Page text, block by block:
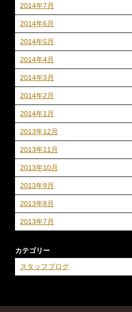
2014年7月
2014年6月
2014年5月
2014年4月
2014年3月
2014年2月
2014年1月
2013年12月
2013年11月
2013年10月
2013年9月
2013年8月
2013年7月
カテゴリー
スタッフブログ